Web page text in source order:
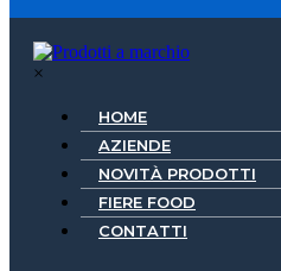
×
HOME
AZIENDE
NOVITÀ PRODOTTI
FIERE FOOD
CONTATTI